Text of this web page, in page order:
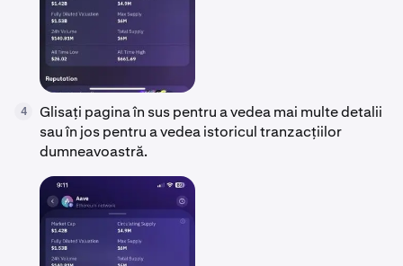
4
Glisați pagina în sus pentru a vedea mai multe detalii
sau în jos pentru a vedea istoricul tranzacțiilor
dumneavoastră.